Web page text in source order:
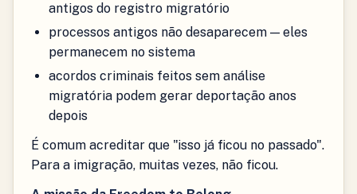
antigos do registro migratório
processos antigos não desaparecem — eles
permanecem no sistema
acordos criminais feitos sem análise
migratória podem gerar deportação anos
depois
É comum acreditar que "isso já ficou no passado".
Para a imigração, muitas vezes, não ficou.